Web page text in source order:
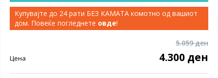
Купувајте до 24 рати БЕЗ КАМАТА комотно од вашиот
дом. Повеќе погледнете овде!
5.059 ден
Цена 4.300 ден